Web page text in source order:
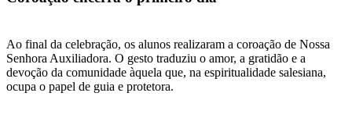
Ao final da celebração, os alunos realizaram a coroação de Nossa
Senhora Auxiliadora. O gesto traduziu o amor, a gratidão e a
devoção da comunidade àquela que, na espiritualidade salesiana,
ocupa o papel de guia e protetora.